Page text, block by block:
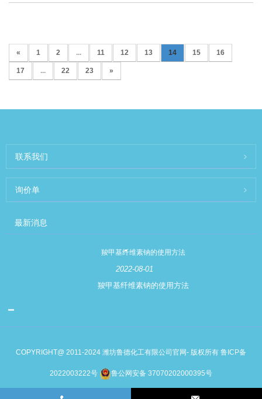
« 1 2 ... 11 12 13 14 15 16
17 ... 22 23 »
联系我们
询价单
最新消息
羧甲基纤维素钠的使用方法
2022-08-01
羧甲基纤维素钠的使用方法
COPYRIGHT@ 2011-2024 潍坊鲁德化工有限公司官网- 版权所有 鲁ICP备
2022003222号 鲁公网安备 37070202000395号
Sitemap